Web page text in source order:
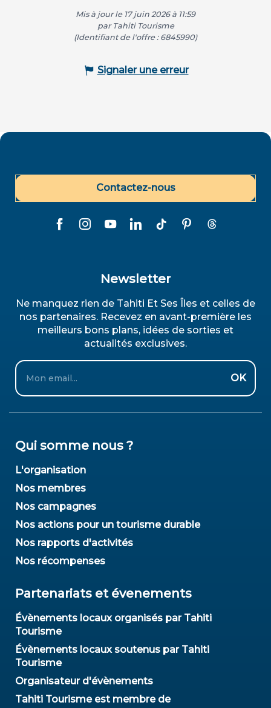
Mis à jour le 17 juin 2026 à 11:59
par Tahiti Tourisme
(Identifiant de l'offre : 6845990)
Signaler une erreur
Contactez-nous
Newsletter
Ne manquez rien de Tahiti Et Ses Îles et celles de
nos partenaires. Recevez en avant-première les
meilleurs bons plans, idées de sorties et
actualités exclusives.
Email
OK
Qui somme nous ?
L'organisation
Nos membres
Nos campagnes
Nos actions pour un tourisme durable
Nos rapports d'activités
Nos récompenses
Partenariats et évenements
Évènements locaux organisés par Tahiti
Tourisme
Évènements locaux soutenus par Tahiti
Tourisme
Organisateur d'évènements
Tahiti Tourisme est membre de